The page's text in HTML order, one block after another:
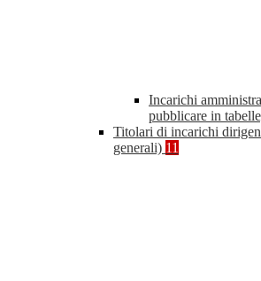
Incarichi
pubblicare in
Titolari di incarichi
generali) 11